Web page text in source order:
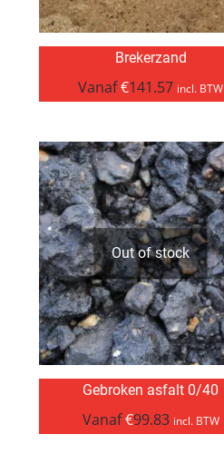
Brekerzand
Vanaf€141.57 incl. BTW
Out of stock
Gebroken asfalt 0/40
Vanaf€99.83 incl. BTW